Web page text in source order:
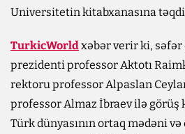
Universitetin kitabxanasına
TurkicWorldxəbər verir ki, səfər
prezidenti professor Aktotı
rektoru professor Alpaslan
professor Almaz İbraev ilə görüş
Türk dünyasının ortaq mədəni